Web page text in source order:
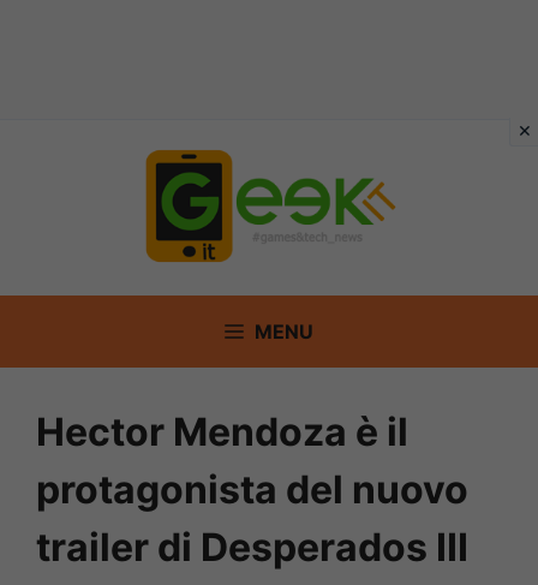
MENU
Hector Mendoza è il
protagonista del nuovo
trailer di Desperados III